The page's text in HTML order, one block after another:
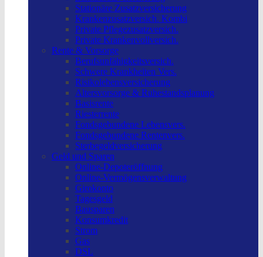
Stationäre Zusatzversicherung
Krankenzusatzversich. Kombi
Private Pflegezusatzversich.
Private Krankenvollversich.
Rente & Vorsorge
Berufs­unfähigkeitsversich.
Schwere Krankheiten Vers.
Risikolebensversicherung
Altersvorsorge & Ruhestandsplanung
Basisrente
Riesterrente
Fondsgebundene Lebensvers.
Fondsgebundene Rentenvers.
Sterbegeldversicherung
Geld und Sparen
Online-Depoteröffnung
Online-Vermögensverwaltung
Girokonto
Tagesgeld
Bausparen
Konsumkredit
Strom
Gas
DSL